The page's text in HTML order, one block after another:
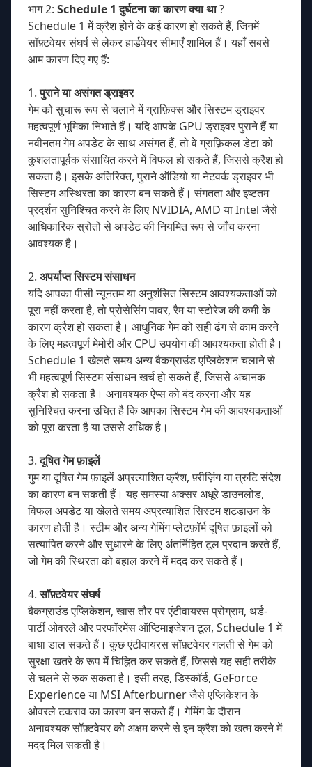
भाग 2: Schedule 1 दुर्घटना का कारण क्या था?
Schedule 1 में क्रैश होने के कई कारण हो सकते हैं, जिनमें
सॉफ़्टवेयर संघर्ष से लेकर हार्डवेयर सीमाएँ शामिल हैं। यहाँ सबसे
आम कारण दिए गए हैं:
1.पुराने या असंगत ड्राइवर
गेम को सुचारू रूप से चलाने में ग्राफ़िक्स और सिस्टम ड्राइवर
महत्वपूर्ण भूमिका निभाते हैं। यदि आपके GPU ड्राइवर पुराने हैं या
नवीनतम गेम अपडेट के साथ असंगत हैं, तो वे ग्राफ़िकल डेटा को
कुशलतापूर्वक संसाधित करने में विफल हो सकते हैं, जिससे क्रैश हो
सकता है। इसके अतिरिक्त, पुराने ऑडियो या नेटवर्क ड्राइवर भी
सिस्टम अस्थिरता का कारण बन सकते हैं। संगतता और इष्टतम
प्रदर्शन सुनिश्चित करने के लिए NVIDIA, AMD या Intel जैसे
आधिकारिक स्रोतों से अपडेट की नियमित रूप से जाँच करना
आवश्यक है।
2. अपर्याप्त सिस्टम संसाधन
यदि आपका पीसी न्यूनतम या अनुशंसित सिस्टम आवश्यकताओं को
पूरा नहीं करता है, तो प्रोसेसिंग पावर, रैम या स्टोरेज की कमी के
कारण क्रैश हो सकता है। आधुनिक गेम को सही ढंग से काम करने
के लिए महत्वपूर्ण मेमोरी और CPU उपयोग की आवश्यकता होती है।
Schedule 1 खेलते समय अन्य बैकग्राउंड एप्लिकेशन चलाने से
भी महत्वपूर्ण सिस्टम संसाधन खर्च हो सकते हैं, जिससे अचानक
क्रैश हो सकता है। अनावश्यक ऐप्स को बंद करना और यह
सुनिश्चित करना उचित है कि आपका सिस्टम गेम की आवश्यकताओं
को पूरा करता है या उससे अधिक है।
3.दूषित गेम फ़ाइलें
गुम या दूषित गेम फ़ाइलें अप्रत्याशित क्रैश, फ़्रीज़िंग या त्रुटि संदेश
का कारण बन सकती हैं। यह समस्या अक्सर अधूरे डाउनलोड,
विफल अपडेट या खेलते समय अप्रत्याशित सिस्टम शटडाउन के
कारण होती है। स्टीम और अन्य गेमिंग प्लेटफ़ॉर्म दूषित फ़ाइलों को
सत्यापित करने और सुधारने के लिए अंतर्निहित टूल प्रदान करते हैं,
जो गेम की स्थिरता को बहाल करने में मदद कर सकते हैं।
4.सॉफ़्टवेयर संघर्ष
बैकग्राउंड एप्लिकेशन, खास तौर पर एंटीवायरस प्रोग्राम, थर्ड-
पार्टी ओवरले और परफॉरमेंस ऑप्टिमाइजेशन टूल, Schedule 1 में
बाधा डाल सकते हैं। कुछ एंटीवायरस सॉफ़्टवेयर गलती से गेम को
सुरक्षा खतरे के रूप में चिह्नित कर सकते हैं, जिससे यह सही तरीके
से चलने से रुक सकता है। इसी तरह, डिस्कॉर्ड, GeForce
Experience या MSI Afterburner जैसे एप्लिकेशन के
ओवरले टकराव का कारण बन सकते हैं। गेमिंग के दौरान
अनावश्यक सॉफ़्टवेयर को अक्षम करने से इन क्रैश को खत्म करने में
मदद मिल सकती है।